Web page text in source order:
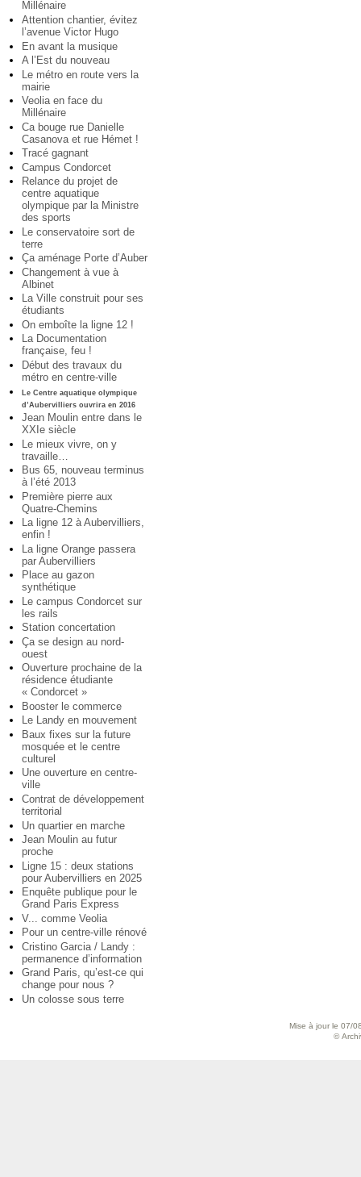
Millénaire
Attention chantier, évitez
l’avenue Victor Hugo
En avant la musique
A l’Est du nouveau
Le métro en route vers la
mairie
Veolia en face du
Millénaire
Ca bouge rue Danielle
Casanova et rue Hémet !
Tracé gagnant
Campus Condorcet
Relance du projet de
centre aquatique
olympique par la Ministre
des sports
Le conservatoire sort de
terre
Ça aménage Porte d’Auber
Changement à vue à
Albinet
La Ville construit pour ses
étudiants
On emboîte la ligne 12 !
La Documentation
française, feu !
Début des travaux du
métro en centre-ville
Le Centre aquatique olympique
d’Aubervilliers ouvrira en 2016
Jean Moulin entre dans le
XXIe siècle
Le mieux vivre, on y
travaille…
Bus 65, nouveau terminus
à l’été 2013
Première pierre aux
Quatre-Chemins
La ligne 12 à Aubervilliers,
enfin !
La ligne Orange passera
par Aubervilliers
Place au gazon
synthétique
Le campus Condorcet sur
les rails
Station concertation
Ça se design au nord-
ouest
Ouverture prochaine de la
résidence étudiante
« Condorcet »
Booster le commerce
Le Landy en mouvement
Baux fixes sur la future
mosquée et le centre
culturel
Une ouverture en centre-
ville
Contrat de développement
territorial
Un quartier en marche
Jean Moulin au futur
proche
Ligne 15 : deux stations
pour Aubervilliers en 2025
Enquête publique pour le
Grand Paris Express
V... comme Veolia
Pour un centre-ville rénové
Cristino Garcia / Landy :
permanence d’information
Grand Paris, qu’est-ce qui
change pour nous ?
Un colosse sous terre
Mise à jour le 07/
©